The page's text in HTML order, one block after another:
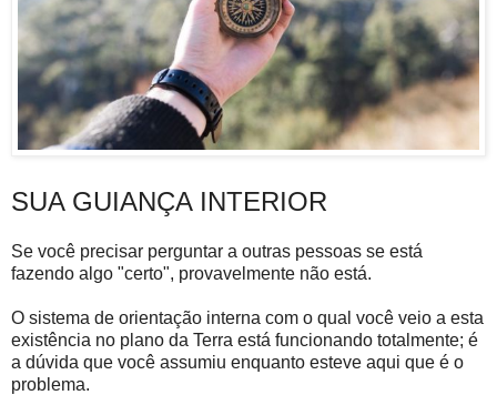
SUA GUIANÇA INTERIOR
Se você precisar perguntar a outras pessoas se está
fazendo algo "certo", provavelmente não está.
O sistema de orientação interna com o qual você veio a esta
existência no plano da Terra está funcionando totalmente; é
a dúvida que você assumiu enquanto esteve aqui que é o
problema.